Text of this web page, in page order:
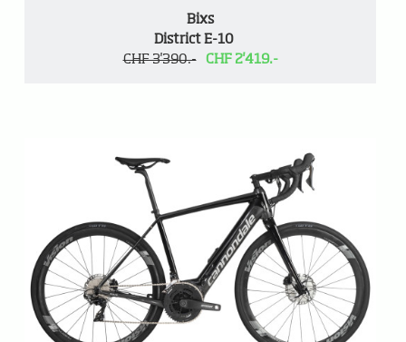
Bixs
District E-10
CHF 3'390.-
CHF 2'419.-